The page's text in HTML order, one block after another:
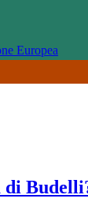
Europea